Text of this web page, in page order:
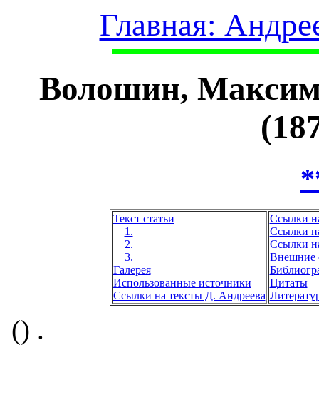
Главная:
Волошин,
Текст статьи
1.
2.
3.
Галерея
Использованные источники
Ссылки на тексты Д. Андреева
Ссылки
Ссылки
Ссылки
Внешние
Цитаты
() .